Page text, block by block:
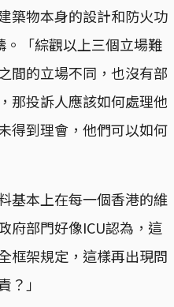
築物本身的設計和防火功
。「綜觀以上三個立場難
間的立場不同，也沒有部
那投訴人應該如何處理他
得到理會，他們可以如何
基本上在每一個香港的維
府部門好像ICU認為，這
框架規定，這樣再出現問
？」